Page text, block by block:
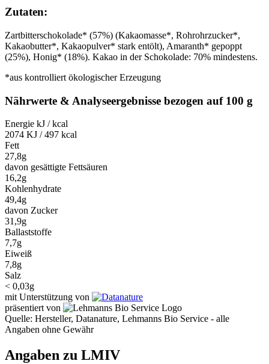
Zutaten:
Zartbitterschokolade* (57%) (Kakaomasse*, Rohrohrzucker*,
Kakaobutter*, Kakaopulver* stark entölt), Amaranth* gepoppt
(25%), Honig* (18%). Kakao in der Schokolade: 70% mindestens.
*aus kontrolliert ökologischer Erzeugung
Nährwerte & Analyseergebnisse bezogen auf 100 g
Energie kJ / kcal
2074 KJ / 497 kcal
Fett
27,8g
davon gesättigte Fettsäuren
16,2g
Kohlenhydrate
49,4g
davon Zucker
31,9g
Ballaststoffe
7,7g
Eiweiß
7,8g
Salz
< 0,03g
mit Unterstützung von
präsentiert von
Quelle: Hersteller, Datanature, Lehmanns Bio Service - alle
Angaben ohne Gewähr
Angaben zu LMIV